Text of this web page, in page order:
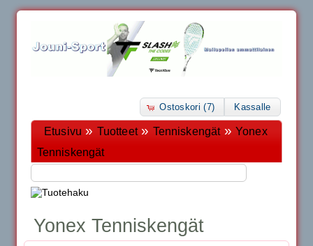
Ostoskori (7) Kassalle
Etusivu » Tuotteet» Tenniskengät» Yonex
Tenniskengät
Yonex Tenniskengät